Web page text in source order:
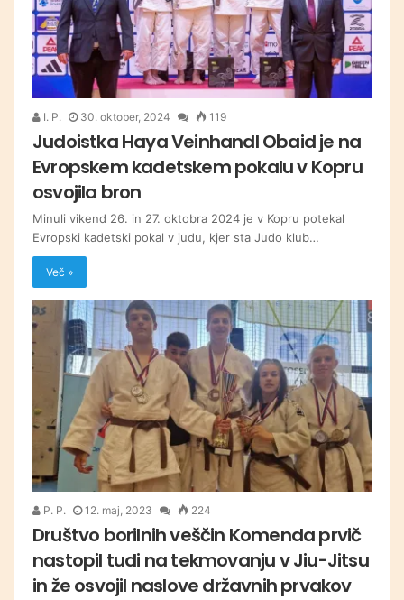
I. P. 30. oktober, 2024 119
Judoistka Haya Veinhandl Obaid je na
Evropskem kadetskem pokalu v Kopru
osvojila bron
Minuli vikend 26. in 27. oktobra 2024 je v Kopru potekal
Evropski kadetski pokal v judu, kjer sta Judo klub…
Več »
P. P. 12. maj, 2023 224
Društvo borilnih veščin Komenda prvič
nastopil tudi na tekmovanju v Jiu-Jitsu
in že osvojil naslove državnih prvakov